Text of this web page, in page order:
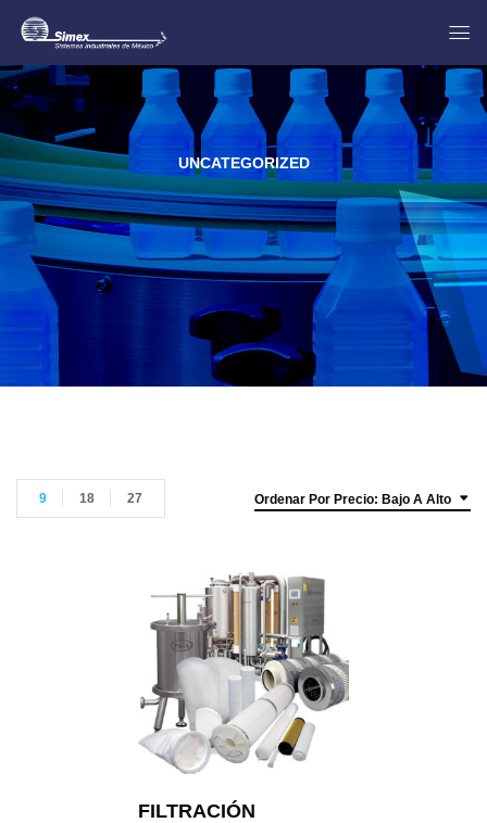
UNCATEGORIZED
Ordenar Por Precio: Bajo A Alto
9 18 27
FILTRACIÓN